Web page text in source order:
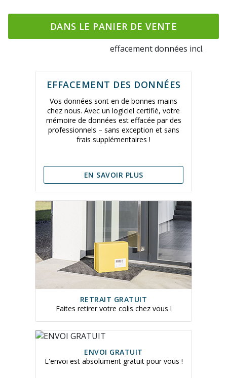
DANS LE PANIER DE VENTE
effacement données incl.
EFFACEMENT DES DONNÉES
Vos données sont en de bonnes mains
chez nous. Avec un logiciel certifié, votre
mémoire de données est effacée par des
professionnels – sans exception et sans
frais supplémentaires !
EN SAVOIR PLUS
RETRAIT GRATUIT
Faites retirer votre colis chez vous !
ENVOI GRATUIT
L'envoi est absolument gratuit pour vous !